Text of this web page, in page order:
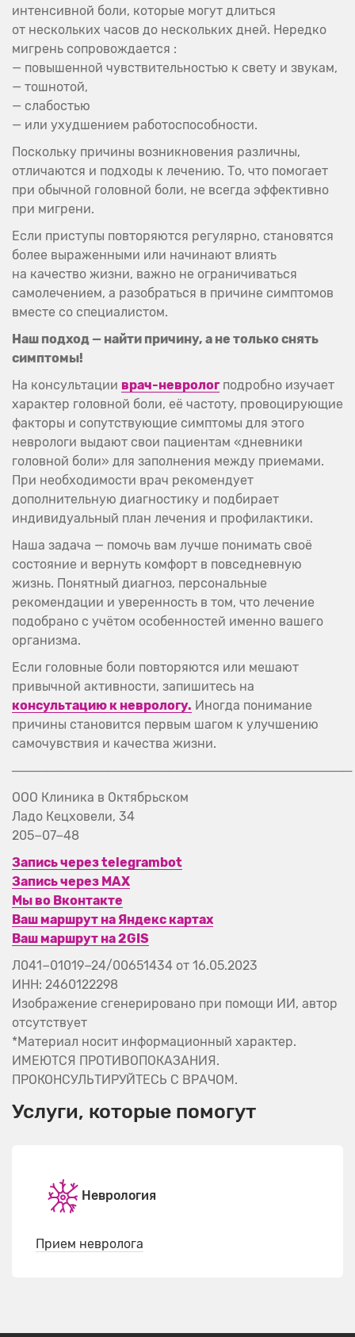
интенсивной боли, которые могут длиться
от нескольких часов до нескольких дней. Нередко
мигрень сопровождается :
— повышенной чувствительностью к свету и звукам,
— тошнотой,
— слабостью
— или ухудшением работоспособности.
Поскольку причины возникновения различны,
отличаются и подходы к лечению. То, что помогает
при обычной головной боли, не всегда эффективно
при мигрени.
Если приступы повторяются регулярно, становятся
более выраженными или начинают влиять
на качество жизни, важно не ограничиваться
самолечением, а разобраться в причине симптомов
вместе со специалистом.
Наш подход — найти причину, а не только снять
симптомы!
На консультации врач-неврологподробно изучает
характер головной боли, её частоту, провоцирующие
факторы и сопутствующие симптомы для этого
неврологи выдают свои пациентам «дневники
головной боли» для заполнения между приемами.
При необходимости врач рекомендует
дополнительную диагностику и подбирает
индивидуальный план лечения и профилактики.
Наша задача — помочь вам лучше понимать своё
состояние и вернуть комфорт в повседневную
жизнь. Понятный диагноз, персональные
рекомендации и уверенность в том, что лечение
подобрано с учётом особенностей именно вашего
организма.
Если головные боли повторяются или мешают
привычной активности, запишитесь на
консультацию к неврологу. Иногда понимание
причины становится первым шагом к улучшению
самочувствия и качества жизни.
───────────────────────────────────────
ООО Клиника в Октябрьском
Ладо Кецховели, 34
205−07−48
Запись через telegrambot
Запись через MAX
Мы во Вконтакте
Ваш маршрут на Яндекс картах
Ваш маршрут на 2GIS
Л041−01019−24/00651434 от 16.05.2023
ИНН: 2460122298
Изображение сгенерировано при помощи ИИ, автор
отсутствует
*Материал носит информационный характер.
ИМЕЮТСЯ ПРОТИВОПОКАЗАНИЯ.
ПРОКОНСУЛЬТИРУЙТЕСЬ С ВРАЧОМ.
Услуги, которые помогут
Неврология
Прием невролога